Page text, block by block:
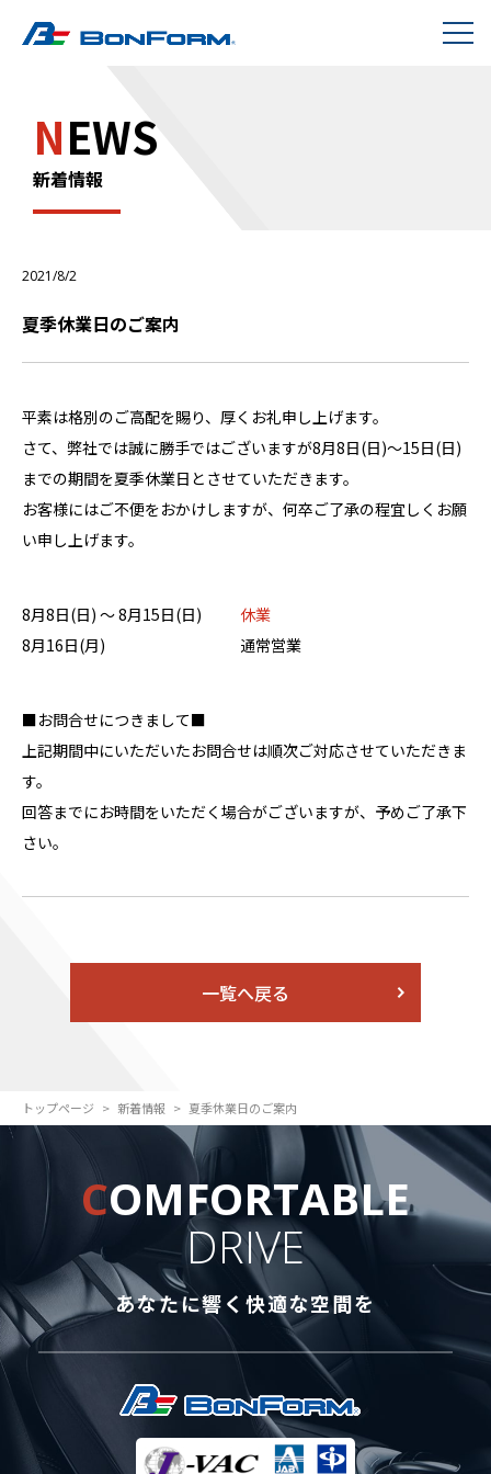
NEWS
新着情報
2021/8/2
夏季休業日のご案内
平素は格別のご高配を賜り、厚くお礼申し上げます。
さて、弊社では誠に勝手ではございますが8月8日(日)～15日(日)
までの期間を夏季休業日とさせていただきます。
お客様にはご不便をおかけしますが、何卒ご了承の程宜しくお願
い申し上げます。
8月8日(日) ～ 8月15日(日)
休業
8月16日(月)
通常営業
■お問合せにつきまして■
上記期間中にいただいたお問合せは順次ご対応させていただきま
す。
回答までにお時間をいただく場合がございますが、予めご了承下
さい。
一覧へ戻る
トップページ 新着情報 夏季休業日のご案内
COMFORTABLE
DRIVE
あなたに響く快適な空間を